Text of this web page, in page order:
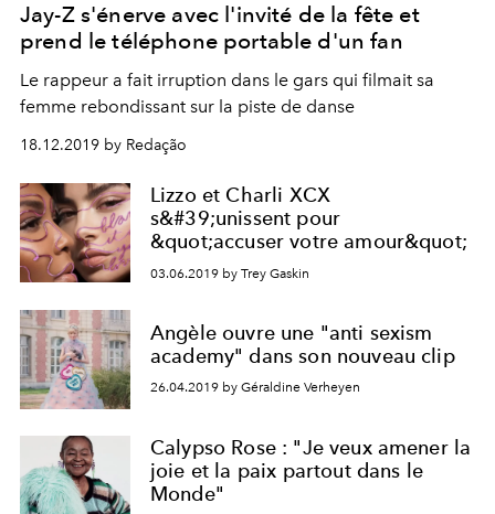
Jay-Z s'énerve avec l'invité de la fête et
prend le téléphone portable d'un fan
Le rappeur a fait irruption dans le gars qui filmait sa
femme rebondissant sur la piste de danse
18.12.2019 by Redação
Lizzo et Charli XCX
s&#39;unissent pour
&quot;accuser votre amour&quot;
03.06.2019 by Trey Gaskin
Angèle ouvre une "anti sexism
academy" dans son nouveau clip
26.04.2019 by Géraldine Verheyen
Calypso Rose : "Je veux amener la
joie et la paix partout dans le
Monde"